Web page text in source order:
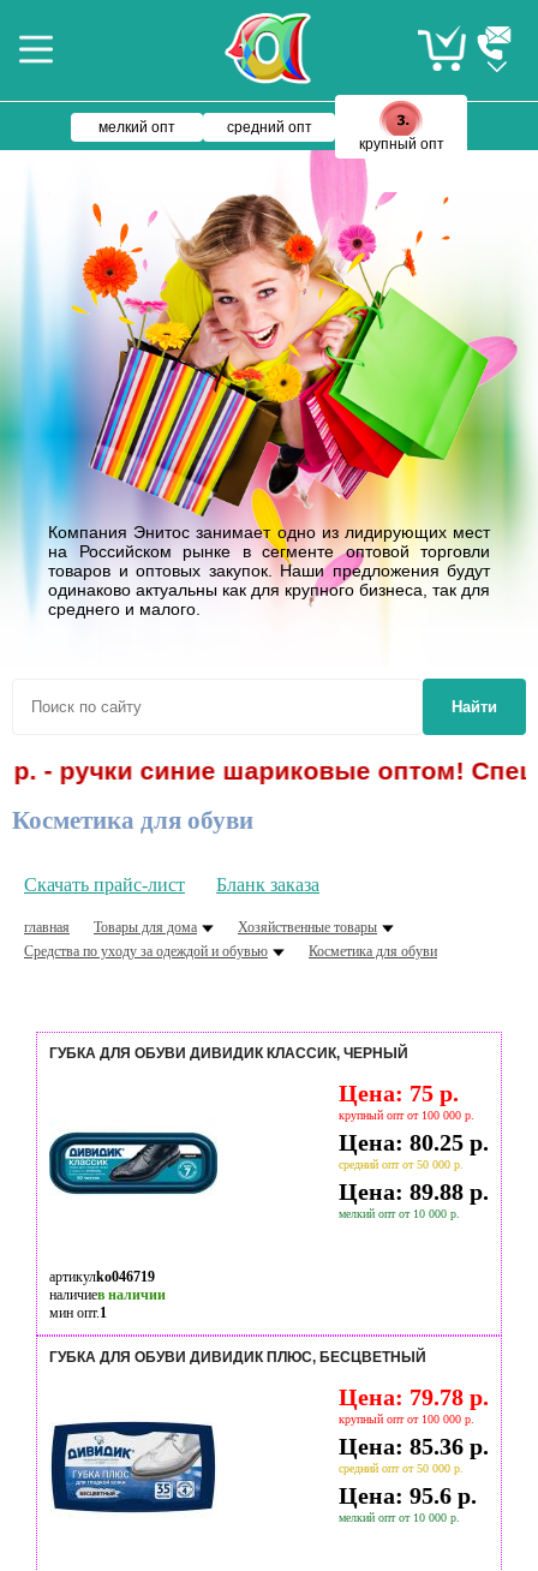
мелкий опт
средний опт
крупный опт
Компания Энитос занимает одно из лидирующих мест
на Российском рынке в сегменте оптовой торговли
товаров и оптовых закупок. Наши предложения будут
одинаково актуальны как для крупного бизнеса, так для
среднего и малого.
Найти
- ручки синие шариковые оптом!
Косметика для обуви
Скачать прайс-лист Бланк заказа
главная Товары для дома
Хозяйственные товары
Средства по уходу за одеждой и обувью
Косметика для обуви
ГУБКА ДЛЯ ОБУВИ ДИВИДИК КЛАССИК, ЧЕРНЫЙ
Цена: 75 р.
крупный опт от 100 000 р.
Цена: 80.25 р.
средний опт от 50 000 р.
Цена: 89.88 р.
мелкий опт от 10 000 р.
артикулko046719
наличиев наличии
мин опт.1
ГУБКА ДЛЯ ОБУВИ ДИВИДИК ПЛЮС, БЕСЦВЕТНЫЙ
Цена: 79.78 р.
крупный опт от 100 000 р.
Цена: 85.36 р.
средний опт от 50 000 р.
Цена: 95.6 р.
мелкий опт от 10 000 р.